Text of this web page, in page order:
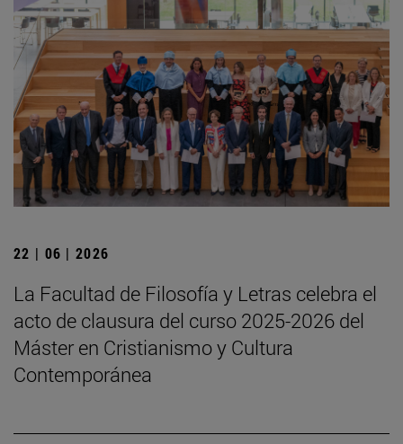
22 | 06 | 2026
La Facultad de Filosofía y Letras celebra el
acto de clausura del curso 2025-2026 del
Máster en Cristianismo y Cultura
Contemporánea